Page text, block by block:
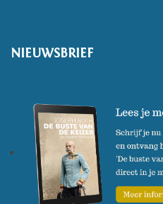
NIEUWSBRIEF